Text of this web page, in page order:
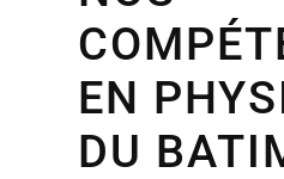
EN
DU